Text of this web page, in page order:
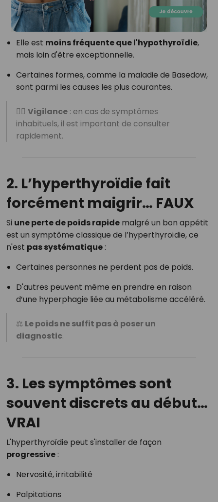
Elle est moins fréquente que l'hypothyroïdie,
mais loin d'être exceptionnelle.
Certaines formes, comme la maladie de Basedow,
sont parmi les causes les plus courantes.
👩‍⚕️ Vigilance: en cas de symptômes
inhabituels, il est important de consulter
rapidement.
2. L’hyperthyroïdie fait
forcément maigrir… FAUX
Si une perte de poids rapidemalgré un bon appétit
est un symptôme classique de l’hyperthyroïdie, ce
n'est pas systématique:
Certaines personnes ne perdent pas de poids.
D'autres peuvent même en prendre en raison
d’une hyperphagie liée au métabolisme accéléré.
⚖️ Le poids ne suffit pas à poser un
diagnostic.
3. Les symptômes sont
souvent discrets au début…
VRAI
L'hyperthyroïdie peut s'installer de façon
progressive:
Nervosité, irritabilité
Palpitations